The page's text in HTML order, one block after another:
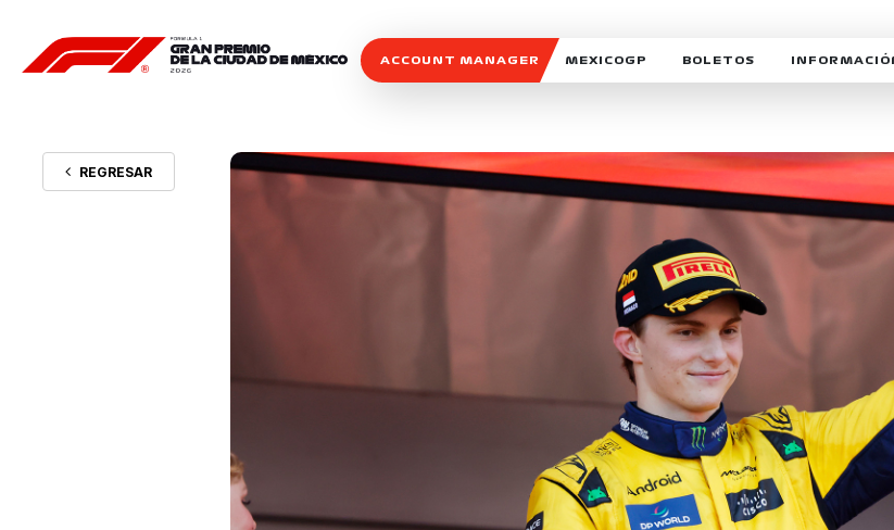
ACCOUNT MANAGER MEXICOGP
SOSTENIBILIDAD
BOLETOS
DERECHO
EXPOSICIÓN
LEGALES
REGRESAR